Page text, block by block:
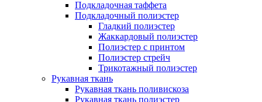
Подкладочная таффета
Подкладочный полиэстер
Гладкий полиэстер
Жаккардовый полиэстер
Полиэстер с принтом
Полиэстер стрейч
Трикотажный полиэстер
Рукавная ткань
Рукавная ткань поливискоза
Рукавная ткань полиэстер